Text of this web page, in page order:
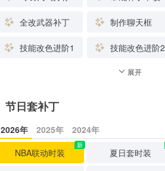
全改武器补丁 制作聊天框
技能改色进阶1 技能改色进阶2
展开
节日套补丁
2026年 2025年
2024年
NBA联动时装
新
夏日套时装